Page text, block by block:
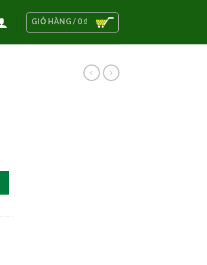
GIỎ HÀNG / 0₫